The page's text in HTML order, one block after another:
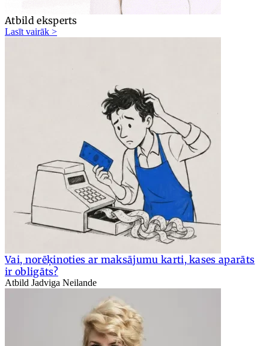
Atbild eksperts
Lasīt vairāk >
Vai, norēķinoties ar maksājumu karti, kases aparāts
ir obligāts?
Atbild Jadviga Neilande